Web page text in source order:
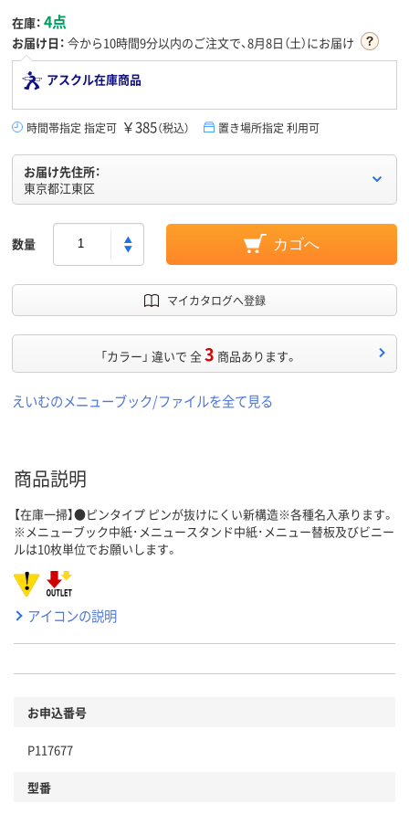
在庫： 4点
お届け日： 今から10時間9分以内のご注文で、8月8日（土）にお届け
アスクル在庫商品
時間帯指定 指定可 ￥385（税込） 置き場所指定 利用可
お届け先住所：
東京都江東区
数量 カゴへ
マイカタログへ登録
「カラー」 違いで 全3 商品あります。
えいむのメニューブック/ファイルを全て見る
商品説明
【在庫一掃】●ピンタイプ ピンが抜けにくい新構造※各種名入承ります。
※メニューブック中紙･メニュースタンド中紙･メニュー替板及びビニー
ルは10枚単位でお願いします。
アイコンの説明
お申込番号
P117677
型番